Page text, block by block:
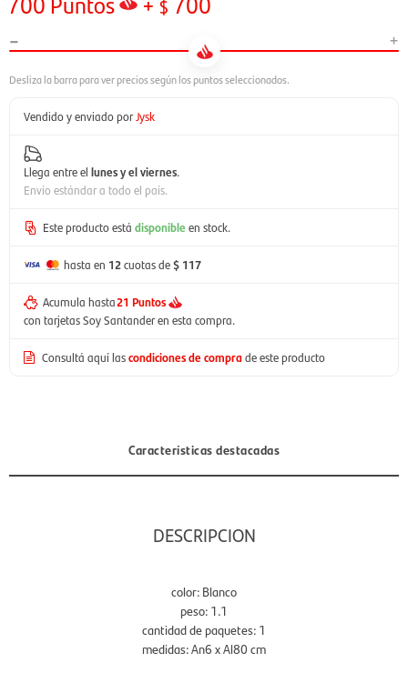
$
- +
Vendido y enviado porJysk
Llega entre el lunes y el viernes.
Envío estándar a todo el país.
Este producto está disponible en stock.
hasta en 12cuotas de$ 117
Acumula hasta21 Puntos
con tarjetas Soy Santander en esta compra.
Consultá aquí lascondiciones de comprade este producto
Características destacadas
DESCRIPCION
color: Blanco
peso: 1.1
cantidad de paquetes: 1
medidas: An6 x Al80 cm